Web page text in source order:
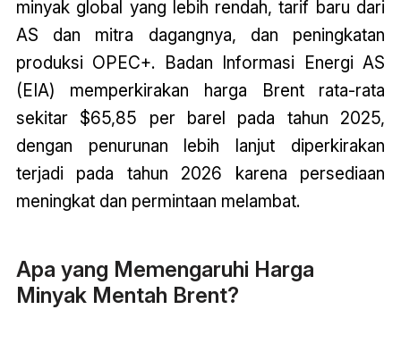
minyak global yang lebih rendah, tarif baru dari
AS dan mitra dagangnya, dan peningkatan
produksi OPEC+. Badan Informasi Energi AS
(EIA) memperkirakan harga Brent rata-rata
sekitar $65,85 per barel pada tahun 2025,
dengan penurunan lebih lanjut diperkirakan
terjadi pada tahun 2026 karena persediaan
meningkat dan permintaan melambat.
Apa yang Memengaruhi Harga
Minyak Mentah Brent?